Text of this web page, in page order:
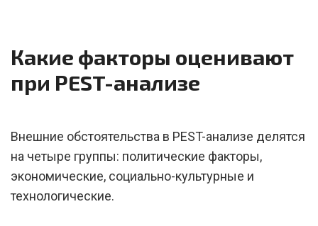
Какие факторы оценивают
при PEST-анализе
Внешние обстоятельства в PEST-анализе делятся
на четыре группы: политические факторы,
экономические, социально-культурные и
технологические.